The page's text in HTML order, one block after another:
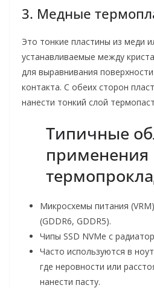
3. Медные
Это тонкие пластины из меди
устанавливаемые между
для выравнивания
контакта. С обеих сторон
нанести тонкий слой
Типичные
применения
Микросхемы питания
(GDDR6, GDDR5).
Чипы SSD NVMe с
Часто используются в
где неровности или
нанести пасту.